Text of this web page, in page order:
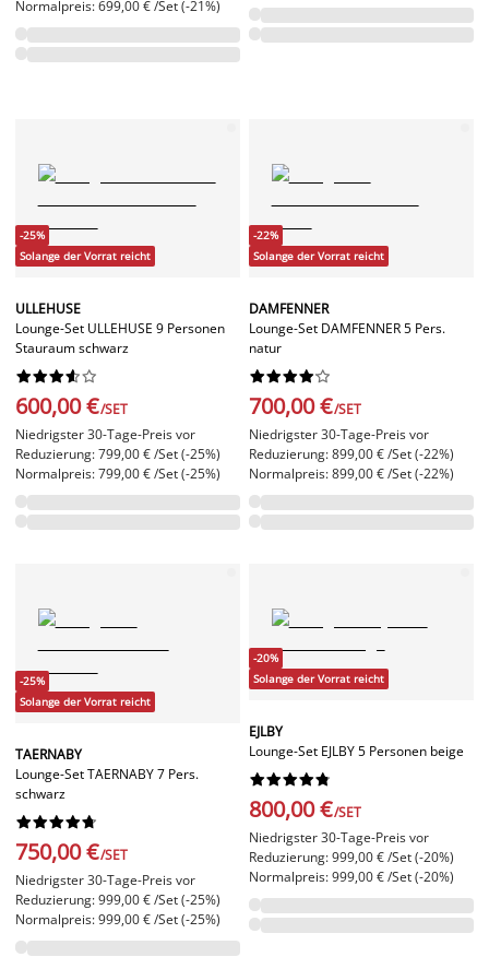
Normalpreis: 699,00 € /Set (-21%)
-25%
Solange der Vorrat reicht
ULLEHUSE
Lounge-Set ULLEHUSE 9 Personen
Stauraum schwarz






600,00 €/SET
Niedrigster 30-Tage-Preis vor
Reduzierung: 799,00 € /Set (-25%)
Normalpreis: 799,00 € /Set (-25%)
-22%
Solange der Vorrat reicht
DAMFENNER
Lounge-Set DAMFENNER 5 Pers.
natur






700,00 €/SET
Niedrigster 30-Tage-Preis vor
Reduzierung: 899,00 € /Set (-22%)
Normalpreis: 899,00 € /Set (-22%)
-25%
Solange der Vorrat reicht
TAERNABY
Lounge-Set TAERNABY 7 Pers.
schwarz






750,00 €/SET
Niedrigster 30-Tage-Preis vor
Reduzierung: 999,00 € /Set (-25%)
Normalpreis: 999,00 € /Set (-25%)
-20%
Solange der Vorrat reicht
EJLBY
Lounge-Set EJLBY 5 Personen beige






800,00 €/SET
Niedrigster 30-Tage-Preis vor
Reduzierung: 999,00 € /Set (-20%)
Normalpreis: 999,00 € /Set (-20%)